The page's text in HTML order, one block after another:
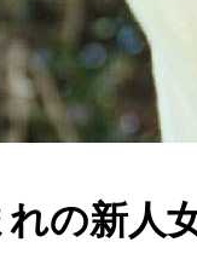
れの新人